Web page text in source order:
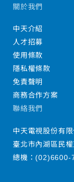
關於我們
中天介紹
人才招募
使用條款
隱私權條款
免責聲明
商務合作方案
聯絡我們
中天電視股份有限
臺北市內湖區民
總機：(02)6600-